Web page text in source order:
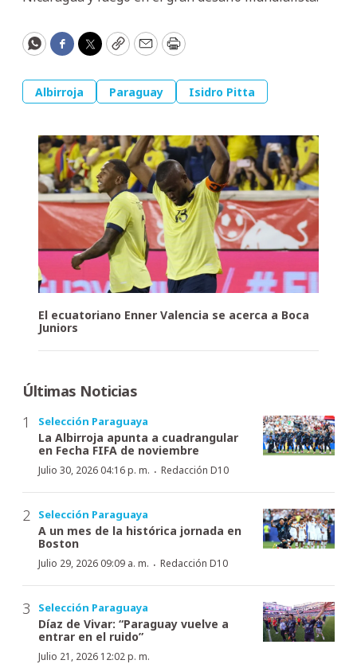
WhatsApp
Facebook
Twitter
CopyEmailPrint
Albirroja Paraguay Isidro Pitta
El ecuatoriano Enner Valencia se acerca a Boca
Juniors
Últimas Noticias
Selección Paraguaya
La Albirroja apunta a cuadrangular
en Fecha FIFA de noviembre
Julio 30, 2026 04:16 p. m. · Redacción D10
Selección Paraguaya
A un mes de la histórica jornada en
Boston
Julio 29, 2026 09:09 a. m. · Redacción D10
Selección Paraguaya
Díaz de Vivar: “Paraguay vuelve a
entrar en el ruido”
Julio 21, 2026 12:02 p. m.